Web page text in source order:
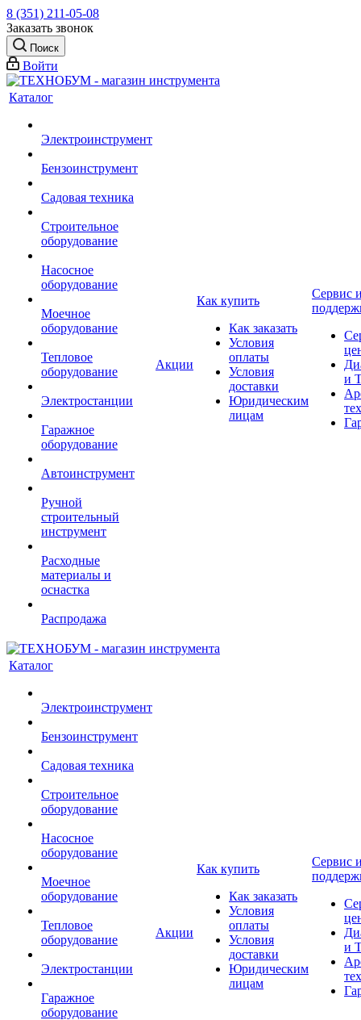
8 (351) 211-05-08
Заказать звонок
Поиск
Войти
Каталог
Электроинструмент
Бензоинструмент
Садовая техника
Строительное
оборудование
Насосное
оборудование
Моечное
оборудование
Тепловое
оборудование
Электростанции
Гаражное
оборудование
Автоинструмент
Ручной
строительный
инструмент
Расходные
материалы и
оснастка
Распродажа
Акции
Как купить
Как заказать
Условия
оплаты
Условия
доставки
Юридическим
лицам
Сервис
и
Каталог
Электроинструмент
Бензоинструмент
Садовая техника
Строительное
оборудование
Насосное
оборудование
Моечное
оборудование
Тепловое
оборудование
Электростанции
Гаражное
оборудование
Акции
Как купить
Как заказать
Условия
оплаты
Условия
доставки
Юридическим
лицам
Сервис
и